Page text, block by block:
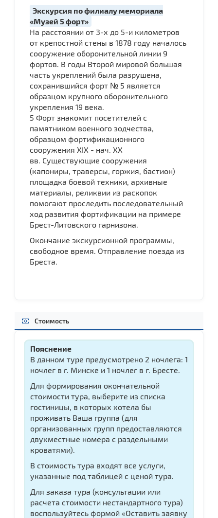
Экскурсия по филиалу мемориала
«Музей 5 форт»
На расстоянии от 3-х до 5-и километров
от крепостной стены в 1878 году началось
сооружение оборонительной линии 9
фортов. В годы Второй мировой большая
часть укреплений была разрушена,
сохранившийся форт № 5 является
образцом крупного оборонительного
укрепления 19 века.
5 Форт знакомит посетителей с
памятником военного зодчества,
образцом фортификационного
сооружения XIX - нач. XX
вв. Существующие сооружения
(капониры, траверсы, горжия, бастион)
площадка боевой техники, архивные
материалы, реликвии из раскопок
помогают проследить последовательный
ход развития фортификации на примере
Брест-Литовского гарнизона.
Окончание экскурсионной программы,
свободное время. Отправление поезда из
Бреста.
Стоимость
Пояснение
В данном туре предусмотрено 2 ночлега: 1
ночлег в г. Минске и 1 ночлег в г. Бресте.
Для формирования окончательной
стоимости тура, выберите из списка
гостиницы, в которых хотела бы
проживать Ваша группа (для
организованных групп предоставляются
двухместные номера с раздельными
кроватями).
В стоимость тура входят все услуги,
указанные под таблицей с ценой тура.
Для заказа тура (консультации или
расчета стоимости нестандартного тура)
воспользуйтесь формой «Оставить заявку